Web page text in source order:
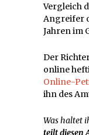
Vergleich
Angreifer
Jahren im
Der
online
Online-
ihn des
Was haltet
teilt diesen